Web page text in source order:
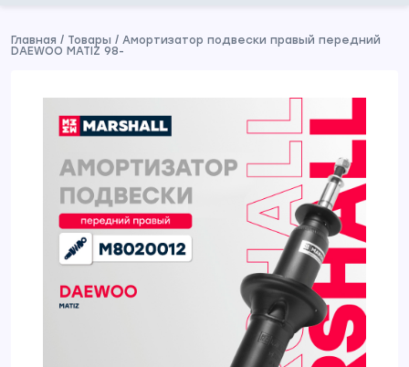
Главная / Товары / Амортизатор подвески правый передний
DAEWOO MATIZ 98-